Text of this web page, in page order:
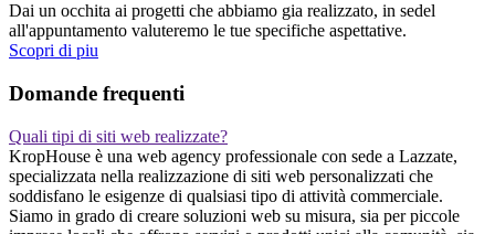
Dai un occhita ai progetti che abbiamo gia realizzato, in sedel
all'appuntamento valuteremo le tue specifiche aspettative.
Scopri di piu
Domande frequenti
Quali tipi di siti web realizzate?
KropHouse è una web agency professionale con sede a Lazzate,
specializzata nella realizzazione di siti web personalizzati che
soddisfano le esigenze di qualsiasi tipo di attività commerciale.
Siamo in grado di creare soluzioni web su misura, sia per piccole